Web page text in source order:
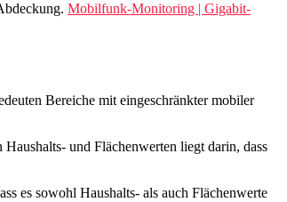
Mobilfunk-Monitoring | Gigabit-
Bereiche mit eingeschränkter mobiler
und Flächenwerten liegt darin, dass
es sowohl Haushalts- als auch Flächenwerte